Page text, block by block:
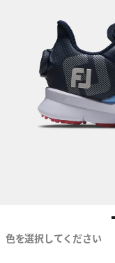
色を選択してください